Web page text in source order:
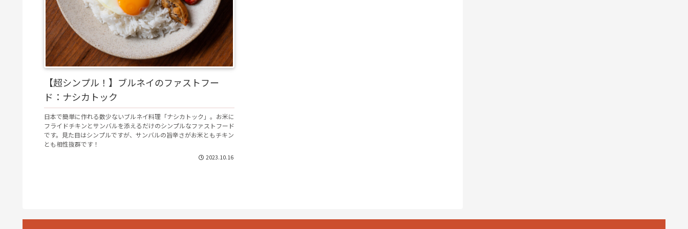
【超シンプル！】ブルネイのファストフー
ド：ナシカトック
日本で簡単に作れる数少ないブルネイ料理「ナシカトック」。お米に
フライドチキンとサンバルを添えるだけのシンプルなファストフード
です。見た目はシンプルですが、サンバルの旨辛さがお米ともチキン
とも相性抜群です！
2023.10.16